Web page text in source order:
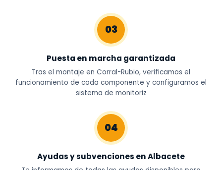
03
Puesta en marcha garantizada
Tras el montaje en Corral-Rubio, verificamos el
funcionamiento de cada componente y configuramos el
sistema de monitoriz
04
Ayudas y subvenciones en Albacete